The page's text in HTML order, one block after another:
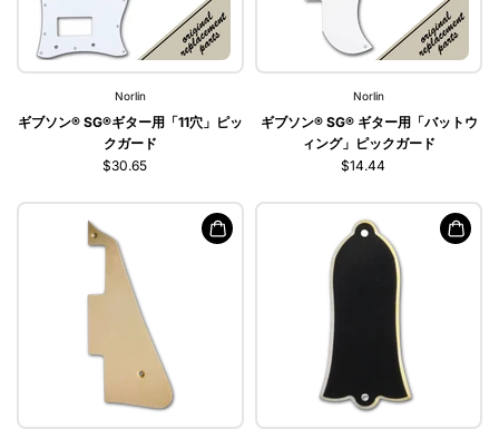
Norlin
ギブソン® SG®ギター用「11穴」ピッ
クガード
$30.65
Norlin
ギブソン® SG® ギター用「バットウ
ィング」ピックガード
$14.44